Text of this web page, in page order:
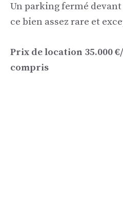
Un parking fermé
ce bien assez rare et
Prix ​​de location 35.000
compris